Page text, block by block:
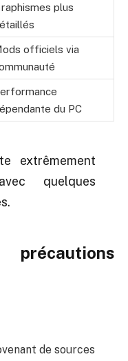
plus
officiels via
du PC
extrêmement
quelques
de sources